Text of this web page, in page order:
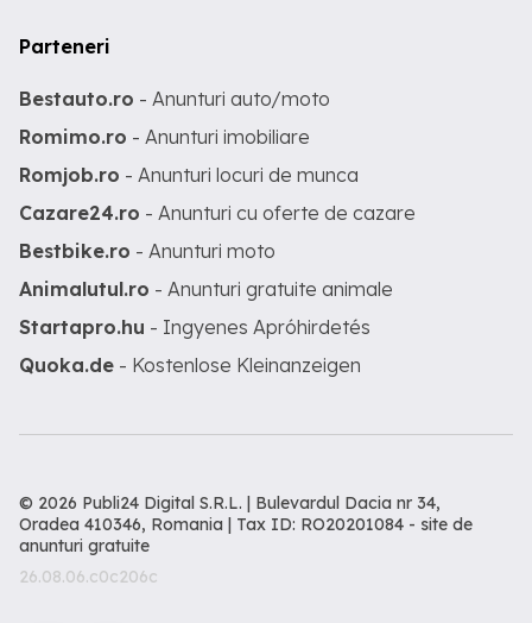
Parteneri
Bestauto.ro - Anunturi auto/moto
Romimo.ro - Anunturi imobiliare
Romjob.ro - Anunturi locuri de munca
Cazare24.ro - Anunturi cu oferte de cazare
Bestbike.ro - Anunturi moto
Animalutul.ro - Anunturi gratuite animale
Startapro.hu - Ingyenes Apróhirdetés
Quoka.de - Kostenlose Kleinanzeigen
© 2026 Publi24 Digital S.R.L. | Bulevardul Dacia nr 34,
Oradea 410346, Romania | Tax ID: RO20201084 - site de
anunturi gratuite
26.08.06.c0c206c